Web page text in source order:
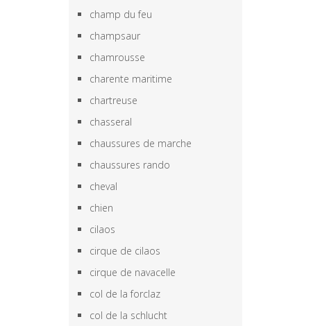
champ du feu
champsaur
chamrousse
charente maritime
chartreuse
chasseral
chaussures de marche
chaussures rando
cheval
chien
cilaos
cirque de cilaos
cirque de navacelle
col de la forclaz
col de la schlucht